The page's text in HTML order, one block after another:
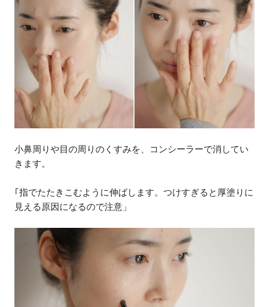
小鼻周りや目の周りのくすみを、コンシーラーで消してい
きます。
｢指でたたきこむように伸ばします。つけすぎると厚塗りに
見える原因になるので注意」